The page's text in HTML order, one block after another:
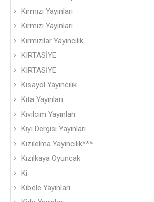
Kırmızı Yayınları
Kırmızı Yayınları
Kırmızılar Yayıncılık
KIRTASİYE
KIRTASİYE
Kısayol Yayıncılık
Kıta Yayınları
Kıvılcım Yayınları
Kıyı Dergisi Yayınları
Kızılelma Yayıncılık***
Kızılkaya Oyuncak
Ki
Kibele Yayınları